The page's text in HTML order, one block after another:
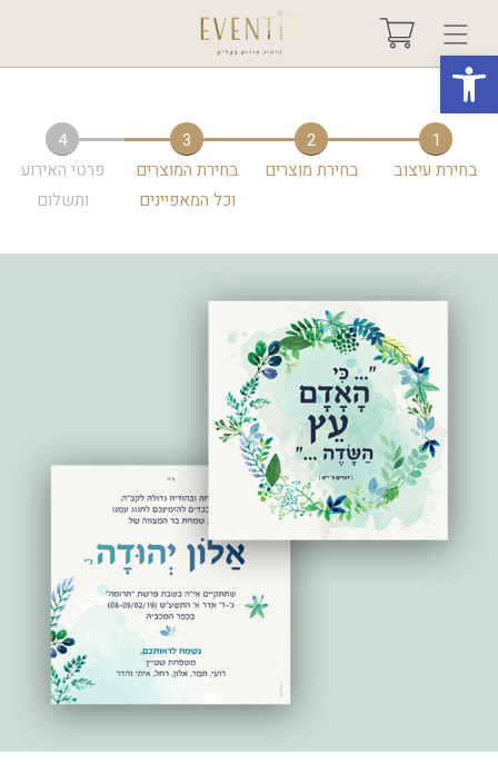
פתח סרגל נגישות
בחר אירוע +
שאלות ותשובות
גלריות
מיוחדים
צור קשר
1
בחירת עיצוב
2
בחירת מוצרים
3
בחירת המוצרים
וכל המאפיינים
4
פרטי האירוע
ותשלום